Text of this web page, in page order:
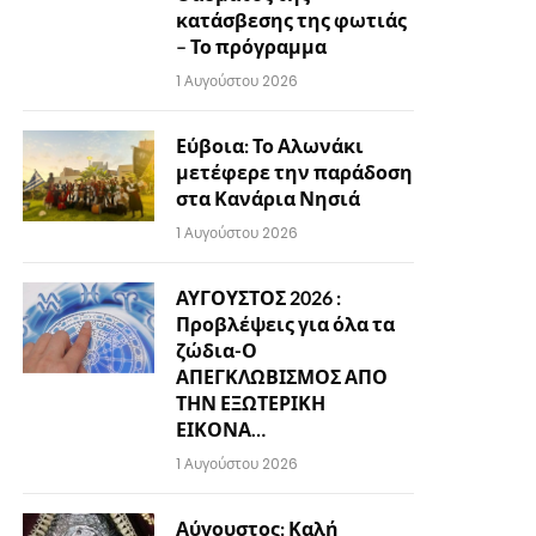
κατάσβεσης της φωτιάς
– Το πρόγραμμα
1 Αυγούστου 2026
Εύβοια: Το Αλωνάκι
μετέφερε την παράδοση
στα Κανάρια Νησιά
1 Αυγούστου 2026
ΑΥΓΟΥΣΤΟΣ 2026 :
Προβλέψεις για όλα τα
ζώδια-Ο
ΑΠΕΓΚΛΩΒΙΣΜΟΣ ΑΠΟ
ΤΗΝ ΕΞΩΤΕΡΙΚΗ
ΕΙΚΟΝΑ…
1 Αυγούστου 2026
Αύγουστος: Καλή